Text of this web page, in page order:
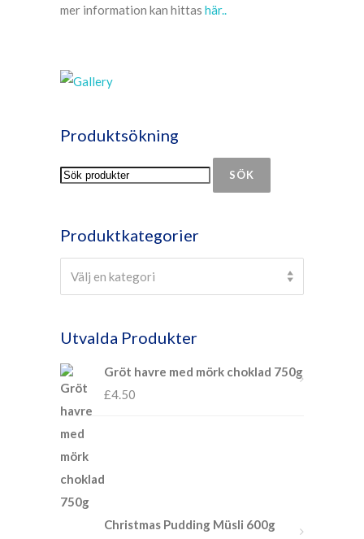
mer information kan hittas här..
Produktsökning
SÖK
Produktkategorier
Select a category
Välj en kategori
Utvalda Produkter
Gröt havre med mörk choklad 750g
£4.50
Christmas Pudding Müsli 600g